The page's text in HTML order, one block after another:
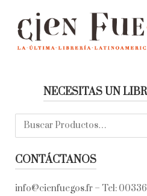
NECESITAS UN
Buscar:
CONTÁCTANOS
info@cienfuegos.fr – Tel: